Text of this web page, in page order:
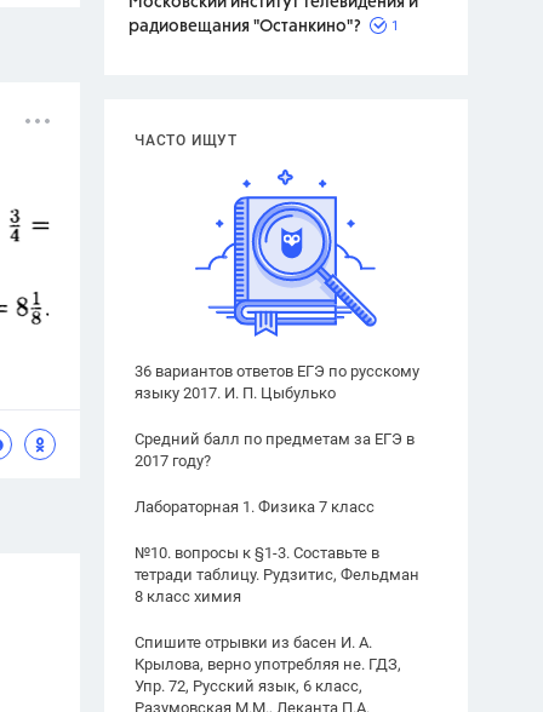
радиовещания "Останкино"?
1
ЧАСТО ИЩУТ
36 вариантов ответов ЕГЭ по русскому
языку 2017. И. П. Цыбулько
Средний балл по предметам за ЕГЭ в
2017 году?
Лабораторная 1. Физика 7 класс
№10. вопросы к §1-3. Составьте в
тетради таблицу. Рудзитис, Фельдман
8 класс химия
Спишите отрывки из басен И. А.
Крылова, верно употребляя не. ГДЗ,
Упр. 72, Русский язык, 6 класс,
Разумовская М.М., Леканта П.А.